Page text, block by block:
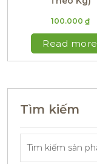
100.000 ₫
Read more
Tìm kiếm